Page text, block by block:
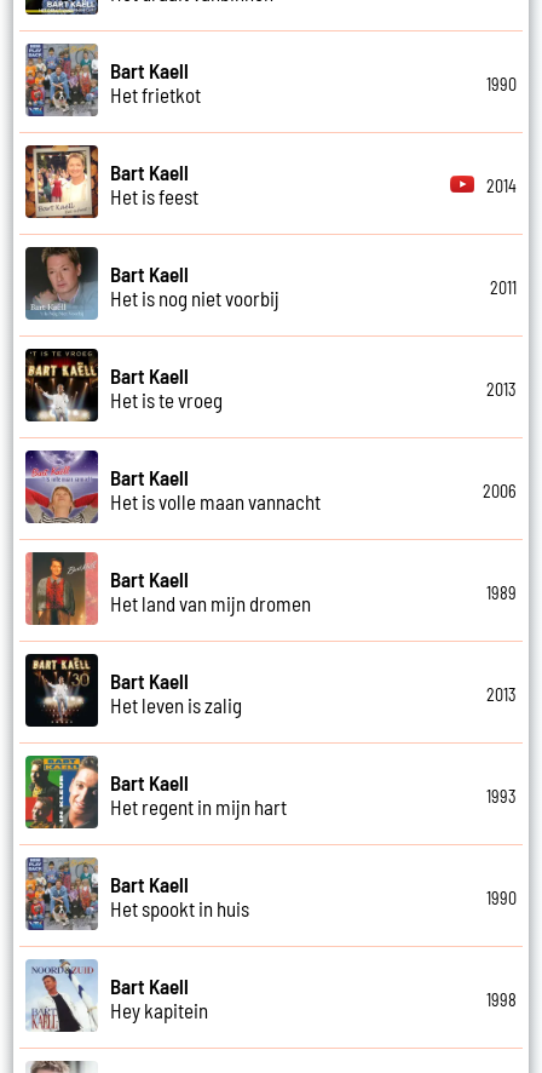
Bart Kaell
Het frietkot
1990
Bart Kaell
Het is feest
2014
Bart Kaell
Het is nog niet voorbij
2011
Bart Kaell
Het is te vroeg
2013
Bart Kaell
Het is volle maan vannacht
2006
Bart Kaell
Het land van mijn dromen
1989
Bart Kaell
Het leven is zalig
2013
Bart Kaell
Het regent in mijn hart
1993
Bart Kaell
Het spookt in huis
1990
Bart Kaell
Hey kapitein
1998